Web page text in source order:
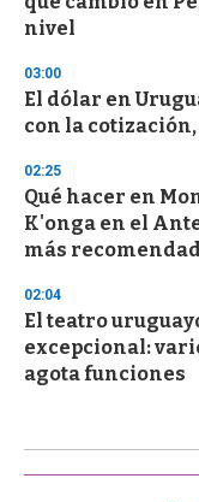
nivel
03:00
El dólar en
con la
02:25
Qué hacer en
K'onga en el
más
02:04
El teatro
excepcional:
agota funciones